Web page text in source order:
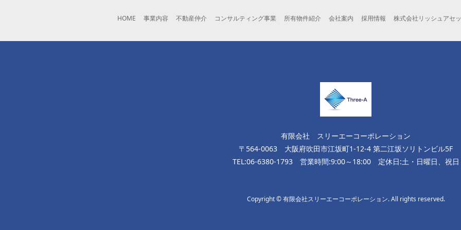
HOME 事業内容 不動産仲介 コンサルティング事業 所有物件紹介 会社案内 採用情報 株式会社リッシュアセ
有限会社 スリーエーコーポレーション
〒564-0063 大阪府吹田市江坂町1-12-4 第二江坂ソリトンビル5F
TEL:06-6380-1793 営業時間:9:00～18:00 定休日:土・日曜日、祝日
Copyright © 有限会社スリーエーコーポレーション. All rights reserved.